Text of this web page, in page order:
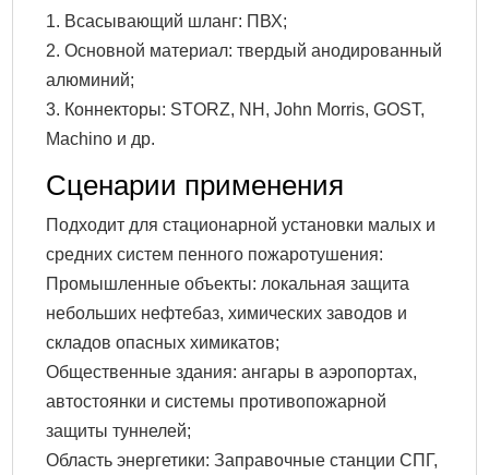
1. Всасывающий шланг: ПВХ;
2. Основной материал: твердый анодированный
алюминий;
3. Коннекторы: STORZ, NH, John Morris, GOST,
Machino и др.
Сценарии применения
Подходит для стационарной установки малых и
средних систем пенного пожаротушения:
Промышленные объекты: локальная защита
небольших нефтебаз, химических заводов и
складов опасных химикатов;
Общественные здания: ангары в аэропортах,
автостоянки и системы противопожарной
защиты туннелей;
Область энергетики: Заправочные станции СПГ,